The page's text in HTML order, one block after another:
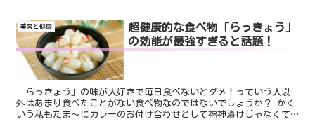
美容と健康
超健康的な食べ物「らっきょう」
の効能が最強すぎると話題！
「らっきょう」の味が大好きで毎日食べないとダメ！っていう人以
外はあまり食べたことがない食べ物なのではないでしょうか？ かく
いう私もたま〜にカレーのお付け合わせとして福神漬けじゃなくて